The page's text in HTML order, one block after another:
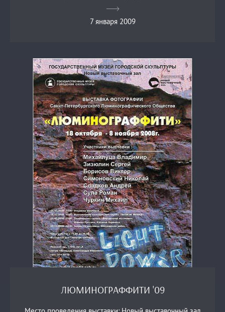
7 января 2009
ЛЮМИНОГРАФФИТИ '09